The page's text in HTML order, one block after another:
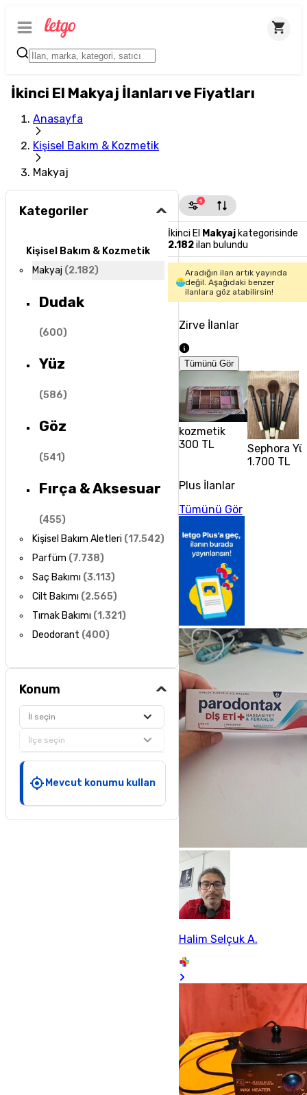
İkinci El Makyaj İlanları ve Fiyatları
Anasayfa
Kişisel Bakım & Kozmetik
Makyaj
Kategoriler
Kişisel Bakım & Kozmetik
Makyaj (2.182)
Dudak
(600)
Yüz
(586)
Göz
(541)
Fırça & Aksesuar
(455)
Kişisel Bakım Aletleri (17.542)
Parfüm (7.738)
Saç Bakımı (3.113)
Cilt Bakımı (2.565)
Tırnak Bakımı (1.321)
Deodorant (400)
Konum
İl seçin
İlçe seçin
Mevcut konumu kullan
1
İkinci El Makyajkategorisinde
2.182ilan bulundu
Aradığın ilan artık yayında
değil. Aşağıdaki benzer
ilanlara göz atabilirsin!
Zirve İlanlar
Tümünü Gör
kozmetik
300 TL
Sephora
1.700 TL
Plus İlanlar
Tümünü Gör
Halim Selçuk A.